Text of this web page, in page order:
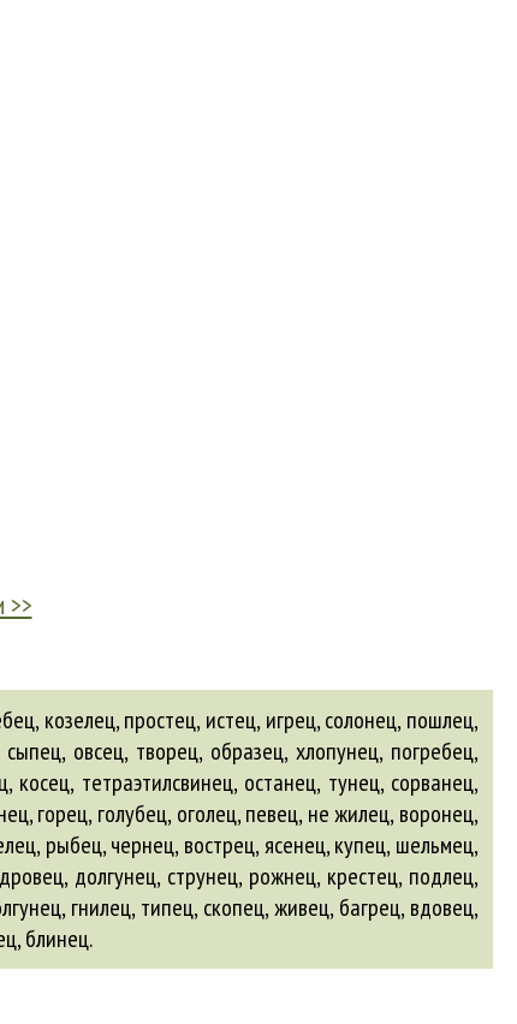
>>
козелец, простец, истец, игрец, солонец, пошлец,
овсец, творец, образец, хлопунец, погребец,
тетраэтилсвинец, останец, тунец, сорванец,
горец, голубец, оголец, певец, не жилец, воронец,
рыбец, чернец, вострец, ясенец, купец, шельмец,
долгунец, струнец, рожнец, крестец, подлец,
гнилец, типец, скопец, живец,багрец,вдовец,
,блинец.